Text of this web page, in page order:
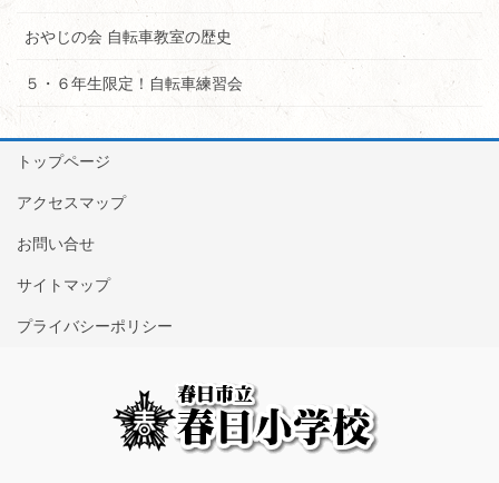
おやじの会 自転車教室の歴史
５・６年生限定！自転車練習会
トップページ
アクセスマップ
お問い合せ
サイトマップ
プライバシーポリシー